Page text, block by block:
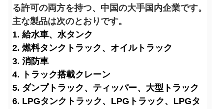
る許可の両方を持つ、中国の大手国内企業です。
主な製品は次のとおりです。
1. 給水車、水タンク
2. 燃料タンクトラック、オイルトラック
3. 消防車
4. トラック搭載クレーン
5. ダンプトラック、ティッパー、大型トラック
6. LPGタンクトラック、LPGトラック、LPGタ